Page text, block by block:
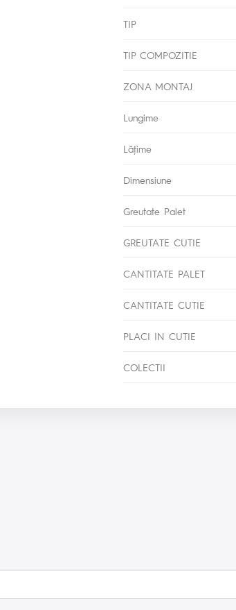
TIP
TIP COMPOZITIE
ZONA MONTAJ
Lungime
Lăţime
Dimensiune
Greutate Palet
GREUTATE CUTIE
CANTITATE PALET
CANTITATE CUTIE
PLACI IN CUTIE
COLECTII